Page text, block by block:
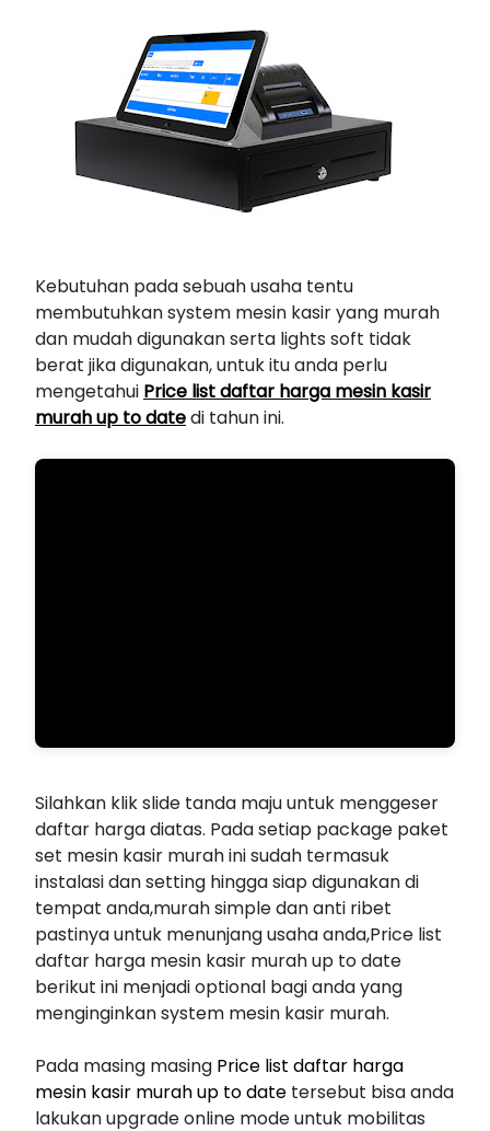
Kebutuhan pada sebuah usaha tentu
membutuhkan system mesin kasir yang murah
dan mudah digunakan serta lights soft tidak
berat jika digunakan, untuk itu anda perlu
mengetahui Price list daftar harga mesin kasir
murah up to datedi tahun ini.
Silahkan klik slide tanda maju untuk menggeser
daftar harga diatas. Pada setiap package paket
set mesin kasir murah ini sudah termasuk
instalasi dan setting hingga siap digunakan di
tempat anda,murah simple dan anti ribet
pastinya untuk menunjang usaha anda,Price list
daftar harga mesin kasir murah up to date
berikut ini menjadi optional bagi anda yang
menginginkan system mesin kasir murah.
Pada masing masing Price list daftar harga
mesin kasir murah up to date tersebut bisa anda
lakukan upgrade online mode untuk mobilitas